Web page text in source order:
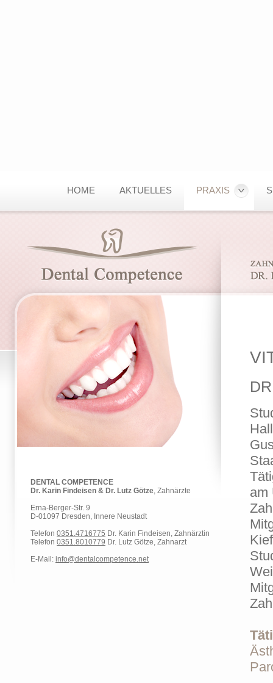
HOME AKTUELLES PRAXIS
DENTAL COMPETENCE
Dr. Karin Findeisen & Dr. Lutz Götze, Zahnärzte
Erna-Berger-Str. 9
D-01097 Dresden, Innere Neustadt
Telefon 0351.4716775 Dr. Karin Findeisen, Zahnärztin
Telefon 0351.8010779 Dr. Lutz Götze, Zahnarzt
E-Mail: info@dentalcompetence.net
am